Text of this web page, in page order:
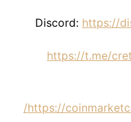
Discord: https://
https://t.me/
https://